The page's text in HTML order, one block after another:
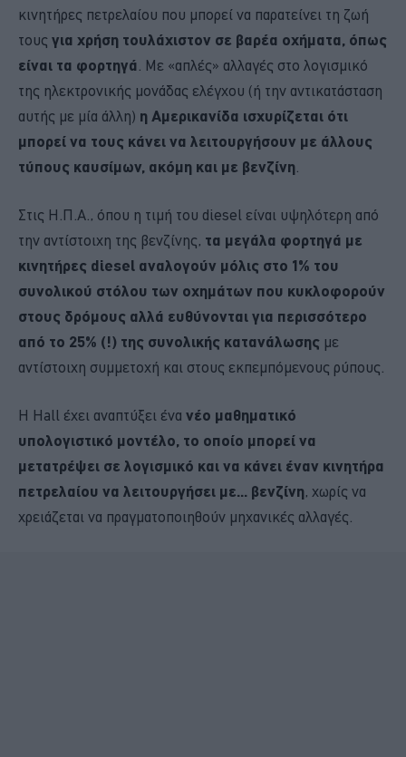
κινητήρες πετρελαίου που μπορεί να παρατείνει τη ζωή
τους για χρήση τουλάχιστον σε βαρέα οχήματα, όπως
είναι τα φορτηγά . Με «απλές» αλλαγές στο λογισμικό
της ηλεκτρονικής μονάδας ελέγχου (ή την αντικατάσταση
αυτής με μία άλλη) η Αμερικανίδα ισχυρίζεται ότι
μπορεί να τους κάνει να λειτουργήσουν με άλλους
τύπους καυσίμων, ακόμη και με βενζίνη
Στις Η.Π.Α., όπου η τιμή του diesel είναι υψηλότερη από
την αντίστοιχη της βενζίνης, τα μεγάλα φορτηγά με
κινητήρες diesel αναλογούν μόλις στο 1% του
συνολικού στόλου των οχημάτων που κυκλοφορούν
στους δρόμους αλλά ευθύνονται για περισσότερο
από το 25% (!) της συνολικής κατανάλωσης με
αντίστοιχη συμμετοχή και στους εκπεμπόμενους ρύπους.
Η Hall έχει αναπτύξει ένα νέο μαθηματικό
υπολογιστικό μοντέλο, το οποίο μπορεί να
μετατρέψει σε λογισμικό και να κάνει έναν κινητήρα
πετρελαίου να λειτουργήσει με... βενζίνη, χωρίς να
χρειάζεται να πραγματοποιηθούν μηχανικές αλλαγές.